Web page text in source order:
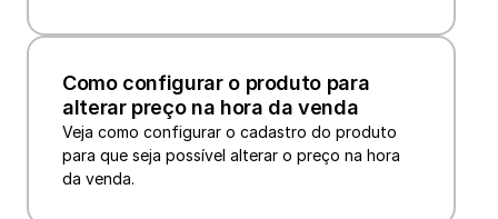
Como configurar o produto para
alterar preço na hora da venda
Veja como configurar o cadastro do produto
para que seja possível alterar o preço na hora
da venda.